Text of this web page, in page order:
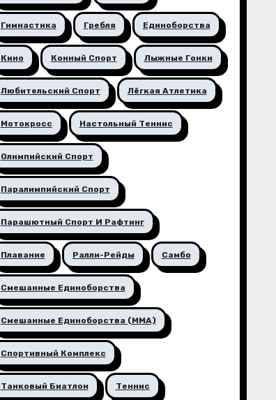
Гимнастика Гребля Единоборства
Кино Конный Спорт Лыжные Гонки
Любительский Спорт Лёгкая Атлетика
Мотокросс Настольный Теннис
Олимпийский Спорт
Паралимпийский Спорт
Парашютный Спорт И Рафтинг
Плавание Ралли-Рейды Самбо
Смешанные Единоборства
Смешанные Единоборства (ММА)
Спортивный Комплекс
Танковый Биатлон Теннис